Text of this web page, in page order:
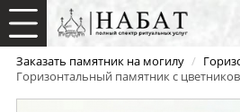
Заказать памятник на могилу /
Горизонтальный памятник с